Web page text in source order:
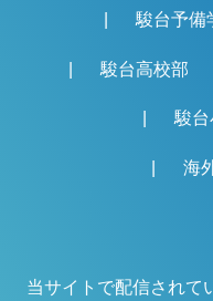
駿台予備
駿台高校部
駿台
海
当サイトで配信されて